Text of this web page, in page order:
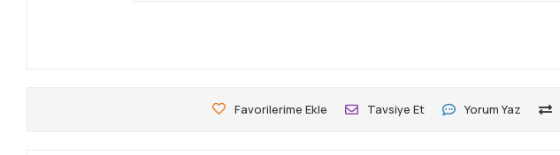
Favorilerime Ekle Tavsiye Et Yorum Yaz